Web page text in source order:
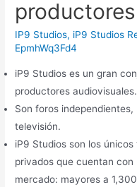
IP9 Studios, iP9 Studios
EpmhWq3Fd4
iP9 Studios es un gran
productores audiovisuales.
Son foros
televisión.
iP9 Studios son los
privados que cuentan
mercado: mayores a